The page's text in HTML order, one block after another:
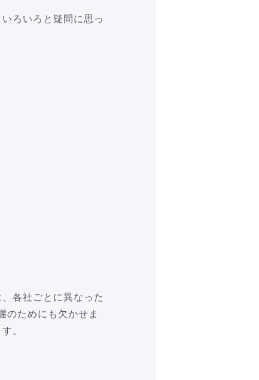
ろいろと疑問に思っ
各社ごとに異なった
のためにも欠かせま
。